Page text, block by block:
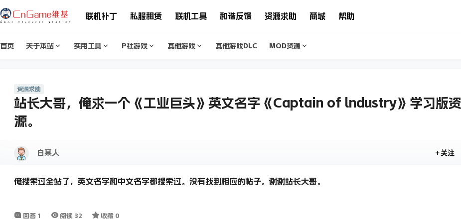
联机补丁 私服租赁 联机工具 和谐反馈 资源求助 商城 帮助
首页 关于本站 实用工具 P社游戏 其他游戏 其他游戏DLC MOD资源
资源求助
站长大哥，俺求一个《工业巨头》英文名字《Captain of lndustry》学习版资
源。
白某人 关注
俺搜索过全站了，英文名字和中文名字都搜索过。没有找到相应的帖子。谢谢站长大哥。
回答 1 阅读 32 收藏 0